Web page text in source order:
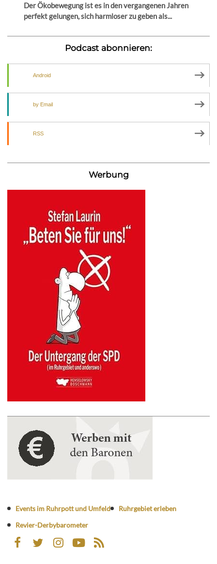
Der Ökobewegung ist es in den vergangenen Jahren
perfekt gelungen, sich harmloser zu geben als...
Podcast abonnieren:
Android
by Email
RSS
Werbung
Events im Ruhrpott und Umfeld
Ruhrgebiet erleben
Revier-Derbybarometer